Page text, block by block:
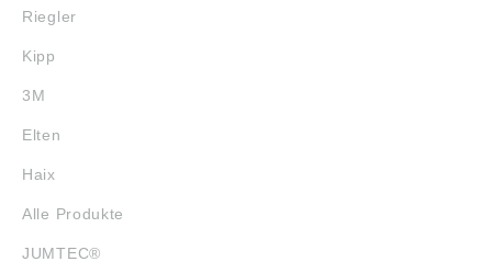
Riegler
Kipp
3M
Elten
Haix
Alle Produkte
JUMTEC®